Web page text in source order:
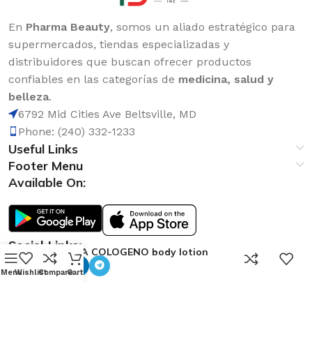
En Pharma Beauty, somos un aliado estratégico para
supermercados, tiendas especializadas y
distribuidores que buscan ofrecer productos
confiables en las categorías de medicina, salud y
belleza.
6792 Mid Cities Ave Beltsville, MD
Phone: (240) 332-1233
Useful Links
Footer Menu
Available On:
Social Links:AVENA COLOGENO body lotion
17oz.
MenuWishlistCompare
0
Cart